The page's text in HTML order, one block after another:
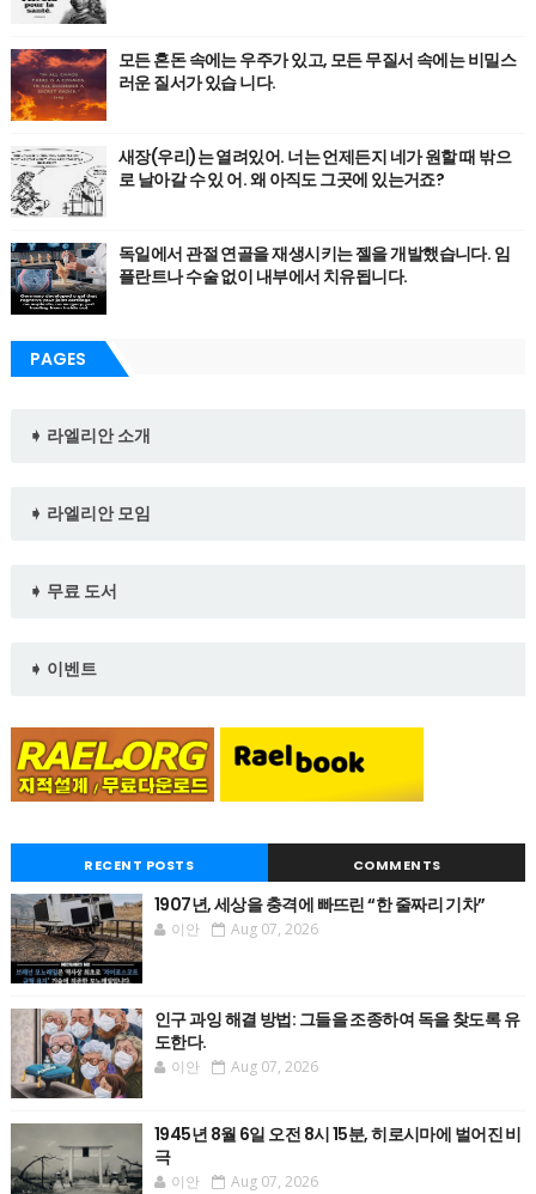
모든 혼돈 속에는 우주가 있고, 모든 무질서 속에는 비밀스
러운 질서가 있습 니다.
새장(우리)는 열려있어. 너는 언제든지 네가 원할 때 밖으
로 날아갈 수 있 어. 왜 아직도 그곳에 있는거죠?
독일에서 관절 연골을 재생시키는 젤을 개발했습니다. 임
플란트나 수술 없이 내부에서 치유됩니다.
PAGES
➧ 라엘리안 소개
➧ 라엘리안 모임
➧ 무료 도서
➧ 이벤트
RECENT POSTS COMMENTS
1907년, 세상을 충격에 빠뜨린 “한 줄짜리 기차”
이안 Aug 07, 2026
인구 과잉 해결 방법: 그들을 조종하여 독을 찾도록 유
도한다.
이안 Aug 07, 2026
1945년 8월 6일 오전 8시 15분, 히로시마에 벌어진 비
극
이안 Aug 07, 2026